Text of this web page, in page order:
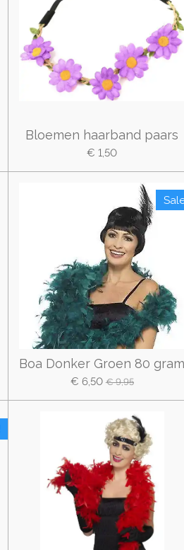
Bloemen haarband paars
€ 1,50
Boa Donker Groen 80 gram
€ 6,50 € 9,95